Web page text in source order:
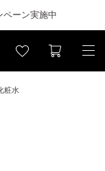
ペーン実施中
粧水